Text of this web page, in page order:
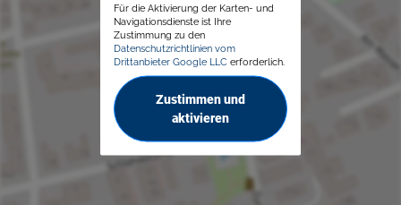
Für die Aktivierung der Karten- und
Navigationsdienste ist Ihre
Zustimmung zu den
Datenschutzrichtlinien vom
Drittanbieter Google LLC erforderlich.
Zustimmen und
aktivieren